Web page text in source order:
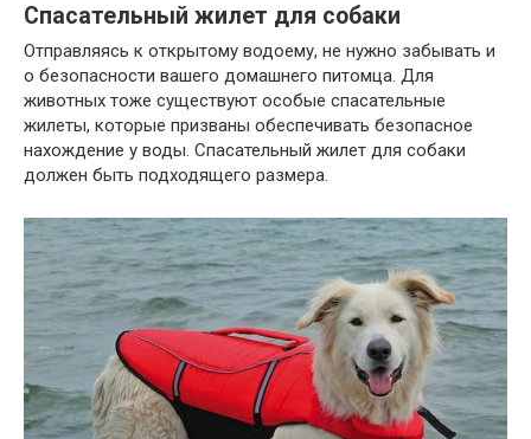
Спасательный жилет для собаки
Отправляясь к открытому водоему, не нужно забывать и
о безопасности вашего домашнего питомца. Для
животных тоже существуют особые спасательные
жилеты, которые призваны обеспечивать безопасное
нахождение у воды. Спасательный жилет для собаки
должен быть подходящего размера.